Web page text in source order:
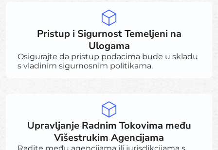
Pristup i Sigurnost Temeljeni na
Ulogama
Osigurajte da pristup podacima bude u skladu
s vladinim sigurnosnim politikama.
Upravljanje Radnim Tokovima među
Višestrukim Agencijama
Radite među agencijama ili jurisdikcijama s